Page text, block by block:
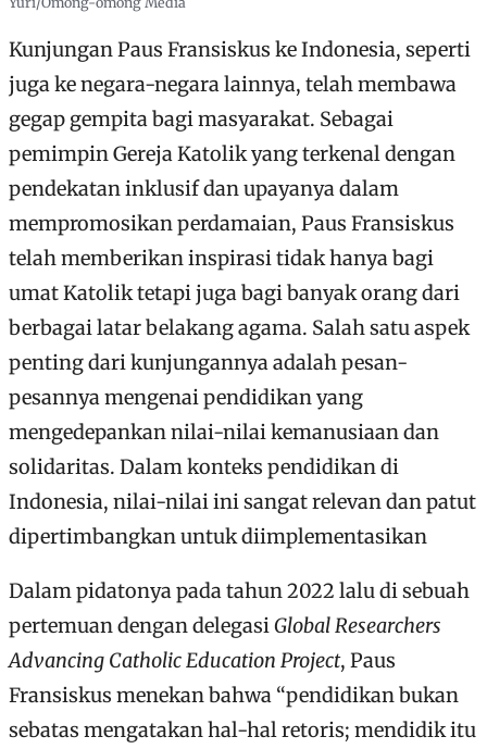
Kunjungan Paus Fransiskus ke Indonesia, seperti
juga ke negara-negara lainnya, telah membawa
gegap gempita bagi masyarakat. Sebagai
pemimpin Gereja Katolik yang terkenal dengan
pendekatan inklusif dan upayanya dalam
mempromosikan perdamaian, Paus Fransiskus
telah memberikan inspirasi tidak hanya bagi
umat Katolik tetapi juga bagi banyak orang dari
berbagai latar belakang agama. Salah satu aspek
penting dari kunjungannya adalah pesan-
pesannya mengenai pendidikan yang
mengedepankan nilai-nilai kemanusiaan dan
solidaritas. Dalam konteks pendidikan di
Indonesia, nilai-nilai ini sangat relevan dan patut
dipertimbangkan untuk diimplementasikan
Dalam pidatonya pada tahun 2022 lalu di sebuah
pertemuan dengan delegasiGlobal Researchers
Advancing Catholic Education Project, Paus
Fransiskus menekan bahwa “pendidikan bukan
sebatas mengatakan hal-hal retoris; mendidik itu